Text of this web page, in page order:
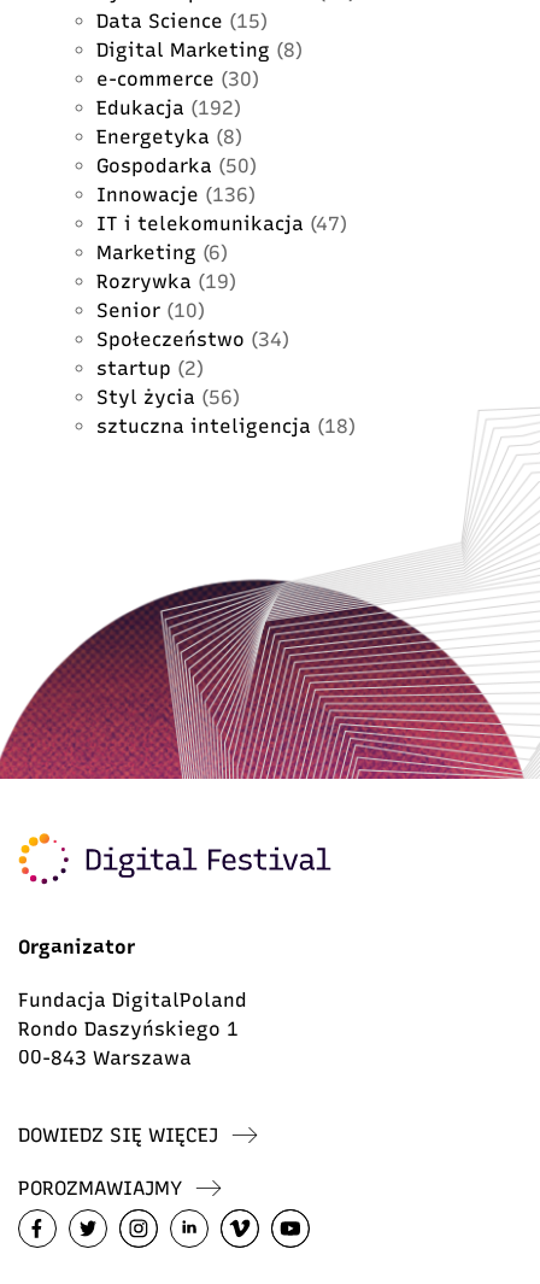
Data Science (15)
Digital Marketing (8)
e-commerce (30)
Edukacja (192)
Energetyka (8)
Gospodarka (50)
Innowacje (136)
IT i telekomunikacja (47)
Marketing (6)
Rozrywka (19)
Senior (10)
Społeczeństwo (34)
startup (2)
Styl życia (56)
sztuczna inteligencja (18)
Organizator
Fundacja DigitalPoland
Rondo Daszyńskiego 1
00-843 Warszawa
DOWIEDZ SIĘ WIĘCEJ
POROZMAWIAJMY